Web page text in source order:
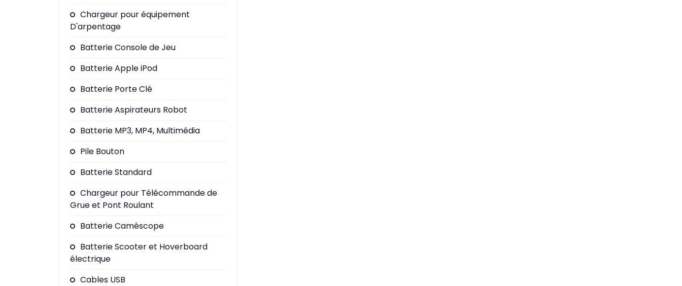
Chargeur pour équipement
D'arpentage
Batterie Console de Jeu
Batterie Apple iPod
Batterie Porte Clé
Batterie Aspirateurs Robot
Batterie MP3, MP4, Multimédia
Pile Bouton
Batterie Standard
Chargeur pour Télécommande de
Grue et Pont Roulant
Batterie Caméscope
Batterie Scooter et Hoverboard
électrique
Cables USB